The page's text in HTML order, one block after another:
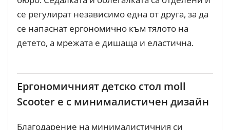
се регулират независимо една от друга, за да
се напаснат ергономично към тялото на
детето, а мрежата е дишаща и еластична.
Ергономичният детско стол moll
Scooter e с минималистичен дизайн
Благодарение на минималистичния си